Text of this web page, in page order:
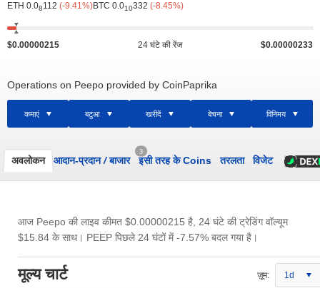
ETH 0.08112 (-9.41%)BTC 0.010332 (-8.45%)
$0.00000215 24 घंटे की रेंज $0.00000233
Operations on Peepo provided by CoinPaprika
कमाएं बटुआ खरीदें बेचना विनिमय
अवलोकन आदान-प्रदान/बाजार
3
इसी तरह के Coins तरलता विजेट
आज Peepo की लाइव कीमत $0.00000215 है, 24 घंटे की ट्रेडिंग वॉल्यूम
$15.84 के साथ। PEEP पिछले 24 घंटों में -7.57% बदल गया है।
मूल्य चार्ट ज़ूम: 1d